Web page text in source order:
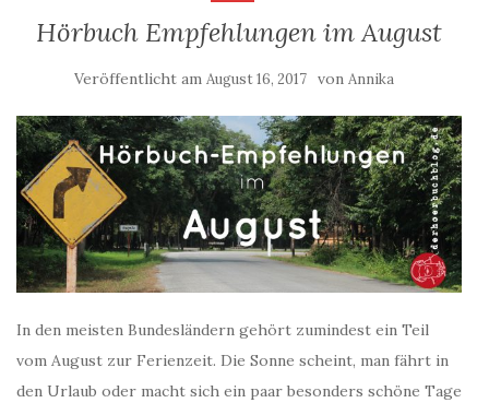
Hörbuch Empfehlungen im August
Veröffentlicht am August 16, 2017 von Annika
In den meisten Bundesländern gehört zumindest ein Teil
vom August zur Ferienzeit. Die Sonne scheint, man fährt in
den Urlaub oder macht sich ein paar besonders schöne Tage